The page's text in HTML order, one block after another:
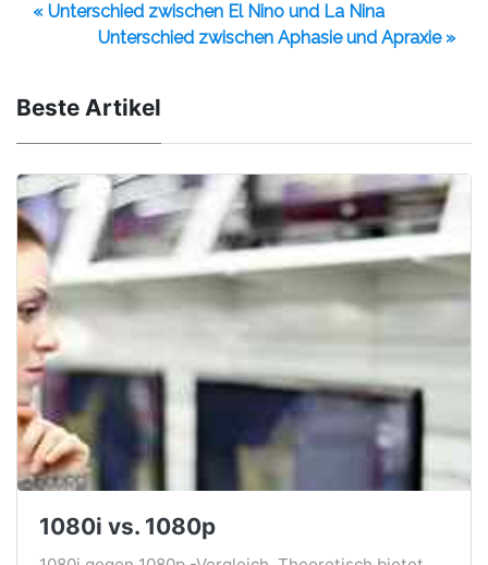
« Unterschied zwischen El Nino und La Nina
Unterschied zwischen Aphasie und Apraxie »
Beste Artikel
1080i vs. 1080p